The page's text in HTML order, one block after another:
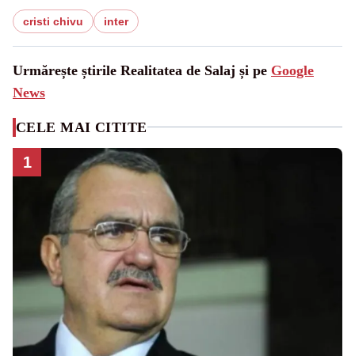
cristi chivu inter
Urmărește știrile Realitatea de Salaj și pe Google
News
CELE MAI CITITE
1